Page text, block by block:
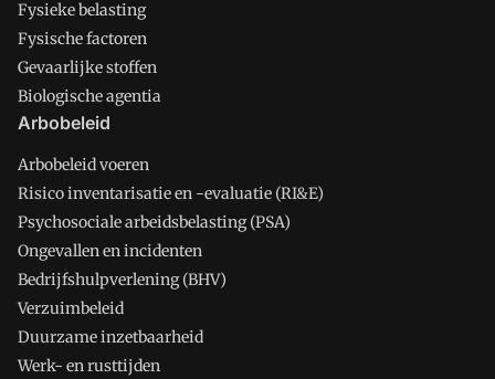
Fysieke belasting
Fysische factoren
Gevaarlijke stoffen
Biologische agentia
Arbobeleid
Arbobeleid voeren
Risico inventarisatie en -evaluatie (RI&E)
Psychosociale arbeidsbelasting (PSA)
Ongevallen en incidenten
Bedrijfshulpverlening (BHV)
Verzuimbeleid
Duurzame inzetbaarheid
Werk- en rusttijden